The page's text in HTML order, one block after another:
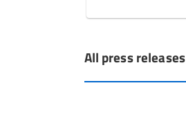
All press releases